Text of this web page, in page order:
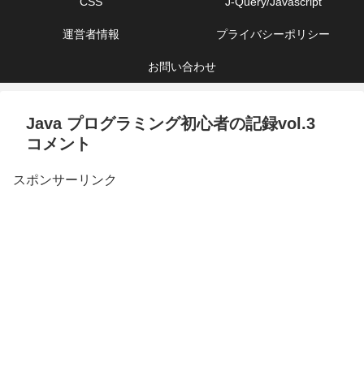
運営者情報 プライバシーポリシー
お問い合わせ
Java プログラミング初心者の記録vol.3
コメント
スポンサーリンク